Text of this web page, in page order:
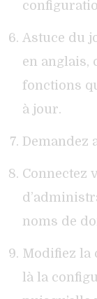
Astuce du
en anglais,
fonctions
à jour.
Demandez
Connectez
noms de
Modifiez la
là la